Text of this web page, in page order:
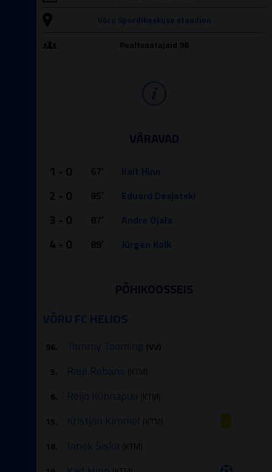
Võru Spordikeskuse staadion
Pealtvaatajaid 96
VÄRAVAD
Kait Hinn
Eduard Desjatski
Andre Ojala
Jürgen Kolk
PÕHIKOOSSEIS
VÕRU FC HELIOS
96. Tommy Tooming (VV)
5.
Raul Rebane (KTM)
6.
Reijo Künnapuu (KTM)
15.
Kristjan Kimmel (KTM)
18.
Janek Siska (KTM)